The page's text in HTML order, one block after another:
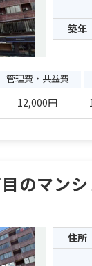
築年
管理費・共益費
12,000円
のマンシ
住所